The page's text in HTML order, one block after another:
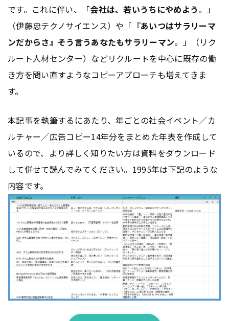
です。これに伴い、「会社は、若いうちにやめよう。」
（伊藤忠テクノサイエンス）や「『あいつはサラリーマ
ンだからさ』そう言うあなたもサラリーマン。」（リク
ルート人材センター）などリクルートを中心に既存の働
き方を問い直すようなコピーアプローチも増えてきま
す。
本記事を執筆するにあたり、年ごとの社会イベント／カ
ルチャー／広告コピー14年分をまとめた年表を作成して
いるので、より詳しく知りたい方は資料をダウンロード
して併せて読んでみてください。1995年は下記のような
内容です。